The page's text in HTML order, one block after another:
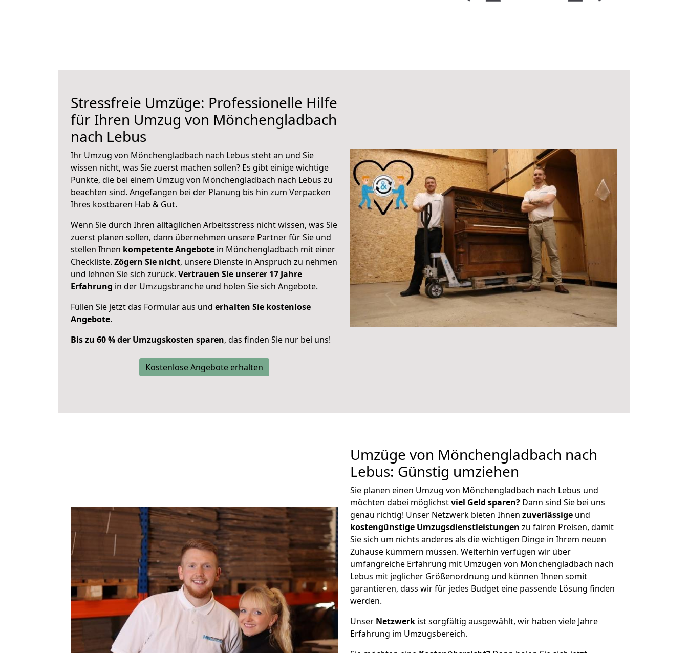
Stressfreie Umzüge: Professionelle Hilfe
für Ihren Umzug von Mönchengladbach
nach Lebus
Ihr Umzug von Mönchengladbach nach Lebus steht an und Sie
wissen nicht, was Sie zuerst machen sollen? Es gibt einige wichtige
Punkte, die bei einem Umzug von Mönchengladbach nach Lebus zu
beachten sind. Angefangen bei der Planung bis hin zum Verpacken
Ihres kostbaren Hab & Gut.
Wenn Sie durch Ihren alltäglichen Arbeitsstress nicht wissen, was Sie
zuerst planen sollen, dann übernehmen unsere Partner für Sie und
stellen Ihnen kompetente Angebote in Mönchengladbach mit einer
Checkliste. Zögern Sie nicht, unsere Dienste in Anspruch zu nehmen
und lehnen Sie sich zurück. Vertrauen Sie unserer 17 Jahre
Erfahrung in der Umzugsbranche und holen Sie sich Angebote.
Füllen Sie jetzt das Formular aus und erhalten Sie kostenlose
Angebote.
Bis zu 60 % der Umzugskosten sparen, das finden Sie nur bei uns!
Kostenlose Angebote erhalten
Umzüge von Mönchengladbach nach
Lebus: Günstig umziehen
Sie planen einen Umzug von Mönchengladbach nach Lebus und
möchten dabei möglichstviel Geld sparen? Dann sind Sie bei uns
genau richtig! Unser Netzwerk bieten Ihnen zuverlässige und
kostengünstige Umzugsdienstleistungen zu fairen Preisen, damit
Sie sich um nichts anderes als die wichtigen Dinge in Ihrem neuen
Zuhause kümmern müssen. Weiterhin verfügen wir über
umfangreiche Erfahrung mit Umzügen von Mönchengladbach nach
Lebus mit jeglicher Größenordnung und können Ihnen somit
garantieren, dass wir für jedes Budget eine passende Lösung finden
werden.
Unser Netzwerk ist sorgfältig ausgewählt, wir haben viele Jahre
Erfahrung im Umzugsbereich.